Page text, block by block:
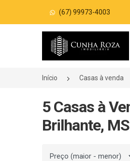
(67) 99973-4003
Página inicial
Início Casas à venda
5 Casas à
Brilhante, MS
Ordenar por